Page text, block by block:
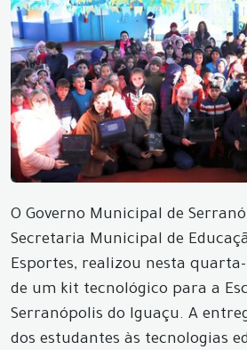
O Governo Municipal de
Secretaria Municipal de
Esportes, realizou nesta
de um kit tecnológico para a
Serranópolis do Iguaçu. A
dos estudantes às tecnologias